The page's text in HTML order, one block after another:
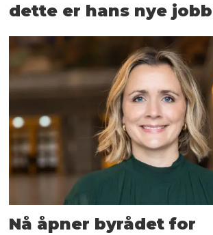
dette er hans nye jobb
Nå åpner byrådet for